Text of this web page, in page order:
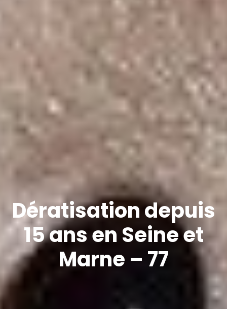
Dératisation depuis
15 ans en Seine et
Marne – 77